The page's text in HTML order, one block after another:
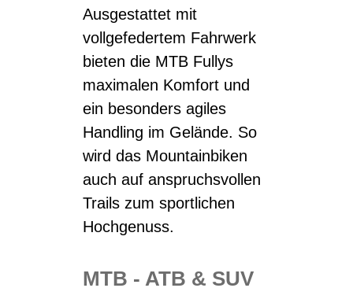
Ausgestattet mit
vollgefedertem Fahrwerk
bieten die MTB Fullys
maximalen Komfort und
ein besonders agiles
Handling im Gelände. So
wird das Mountainbiken
auch auf anspruchsvollen
Trails zum sportlichen
Hochgenuss.
MTB - ATB & SUV